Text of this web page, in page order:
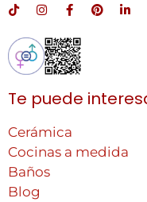
Te puede
Cerámica
Cocinas a medida
Baños
Blog